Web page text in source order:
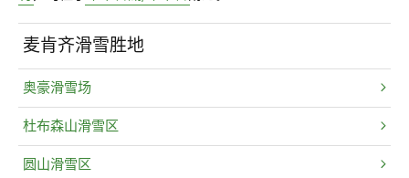
麦肯齐滑雪胜地
奥豪滑雪场
杜布森山滑雪区
圆山滑雪区